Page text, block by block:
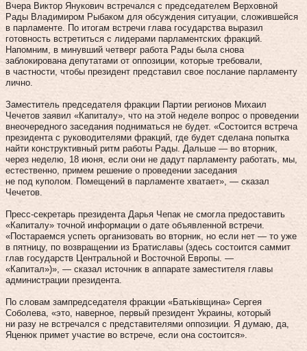
Вчера Виктор Янукович встречался с председателем Верховной
Рады Владимиром Рыбаком для обсуждения ситуации, сложившейся
в парламенте. По итогам встречи глава государства выразил
готовность встретиться с лидерами парламентских фракций.
Напомним, в минувший четверг работа Рады была снова
заблокирована депутатами от оппозиции, которые требовали,
в частности, чтобы президент представил свое послание парламенту
лично.
Заместитель председателя фракции Партии регионов Михаил
Чечетов заявил «Капиталу», что на этой неделе вопрос о проведении
внеочередного заседания подниматься не будет. «Состоится встреча
президента с руководителями фракций, где будет сделана попытка
найти конструктивный ритм работы Рады. Дальше — во вторник,
через неделю, 18 июня, если они не дадут парламенту работать, мы,
естественно, примем решение о проведении заседания
не под куполом. Помещений в парламенте хватает», — сказал
Чечетов.
Пресс-секретарь президента Дарья Чепак не смогла предоставить
«Капиталу» точной информации о дате объявленной встречи.
«Постараемся успеть организовать во вторник, но если нет — то уже
в пятницу, по возвращении из Братиславы (здесь состоится саммит
глав государств Центральной и Восточной Европы. —
«Капитал»)», — сказал источник в аппарате заместителя главы
администрации президента.
По словам зампредседателя фракции «Батьківщина» Сергея
Соболева, «это, наверное, первый президент Украины, который
ни разу не встречался с представителями оппозиции. Я думаю, да,
Яценюк примет участие во встрече, если она состоится».